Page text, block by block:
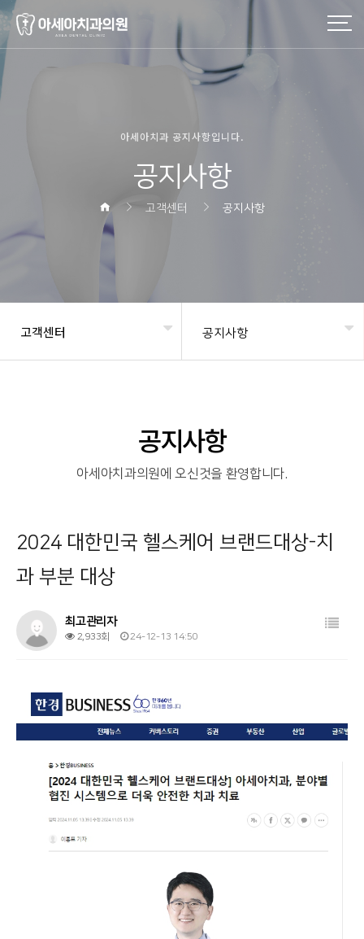
아세아치과 공지사항입니다.
공지사항
고객센터 공지사항
고객센터 공지사항
공지사항
아세아치과의원에 오신것을 환영합니다.
2024 대한민국 헬스케어 브랜드대상-치
과 부분 대상
최고관리자
2,933회 24-12-13 14:50